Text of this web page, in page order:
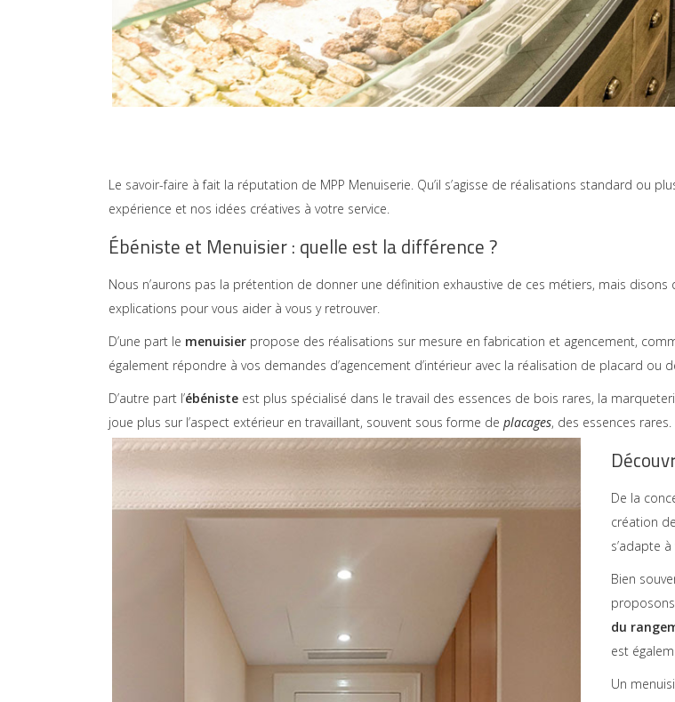
Le savoir-faire à fait la réputation de MPP Menuiserie. Qu’il s’agisse de réalisations standard ou
expérience et nos idées créatives à votre service.
Ébéniste et Menuisier : quelle est la différence ?
Nous n’aurons pas la prétention de donner une définition exhaustive de ces métiers, mais
explications pour vous aider à vous y retrouver.
D’une part le menuisier propose des réalisations sur mesure en fabrication et agencement,
également répondre à vos demandes d’agencement d’intérieur avec la réalisation de placard ou
D’autre part l’ébéniste est plus spécialisé dans le travail des essences de bois rares, la
joue plus sur l’aspect extérieur en travaillant, souvent sous forme de placages, des essences rares.
De la
création de
s’adapte
Bien
du
est
Un